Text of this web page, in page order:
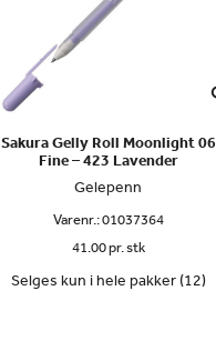
Sakura Gelly Roll Moonlight 06
Fine – 423 Lavender
Gelepenn
Varenr.:01037364
41.00 pr. stk
Selges kun i hele pakker (12)